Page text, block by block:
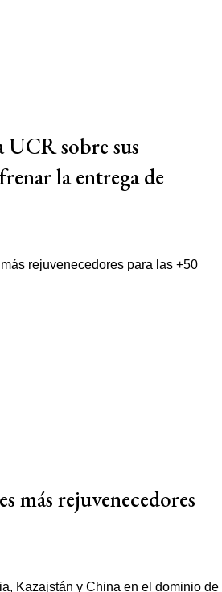
UCR sobre sus
la entrega de
más rejuvenecedores